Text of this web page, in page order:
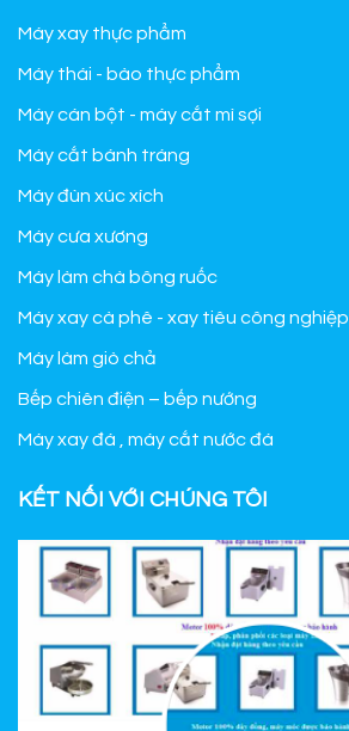
Máy xay thực phẩm
Máy thái - bào thực phẩm
Máy cán bột - máy cắt mì sợi
Máy cắt bánh tráng
Máy đùn xúc xích
Máy cưa xương
Máy làm chà bông ruốc
Máy xay cà phê - xay tiêu công nghiệp
Máy làm giò chả
Bếp chiên điện – bếp nướng
Máy xay đá , máy cắt nước đá
KẾT NỐI VỚI CHÚNG TÔI